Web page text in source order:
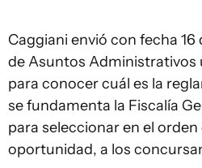
Caggiani envió con fecha 16
de Asuntos Administrativos
para conocer cuál es la
se fundamenta la Fiscalía
para seleccionar en el
oportunidad, a los